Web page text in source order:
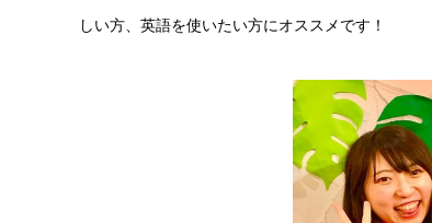
しい方、英語を使いたい方にオススメです！